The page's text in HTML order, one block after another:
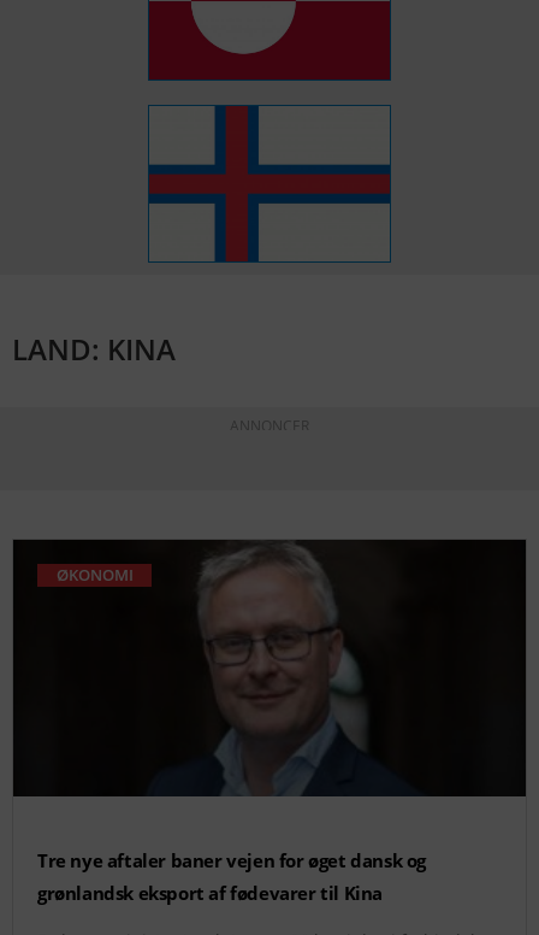
LAND: KINA
ANNONCER
ØKONOMI
Tre nye aftaler baner vejen for øget dansk og
grønlandsk eksport af fødevarer til Kina